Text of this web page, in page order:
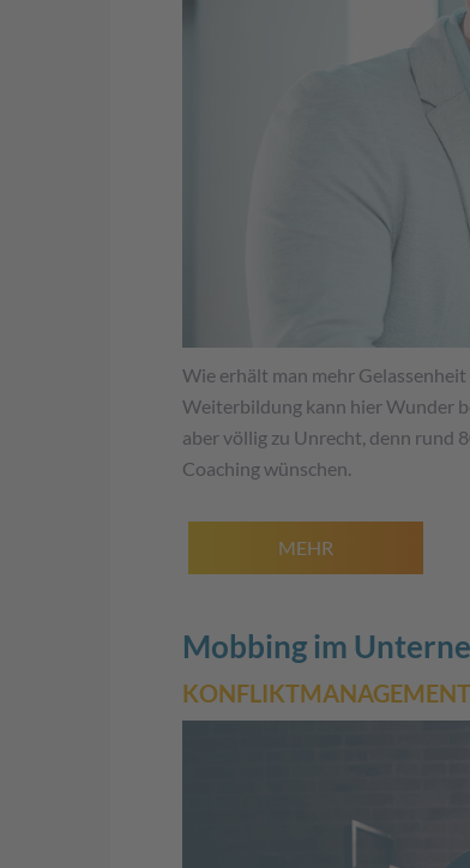
Wie erhält man mehr
Weiterbildung kann hier Wunder
aber völlig zu Unrecht, denn rund
Coaching wünschen.
MEHR
Mobbing im